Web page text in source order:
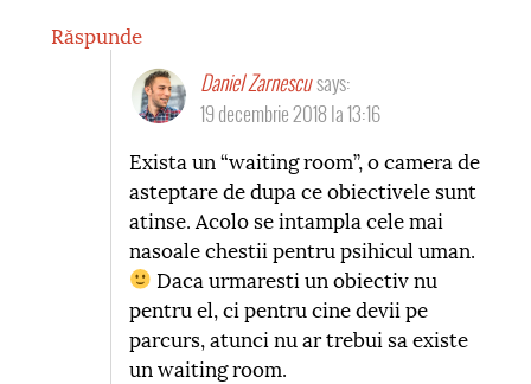
Răspunde
Daniel Zarnescusays:
19 decembrie 2018 la 13:16
Exista un “waiting room”, o camera de
asteptare de dupa ce obiectivele sunt
atinse. Acolo se intampla cele mai
nasoale chestii pentru psihicul uman.
Daca urmaresti un obiectiv nu
pentru el, ci pentru cine devii pe
parcurs, atunci nu ar trebui sa existe
un waiting room.